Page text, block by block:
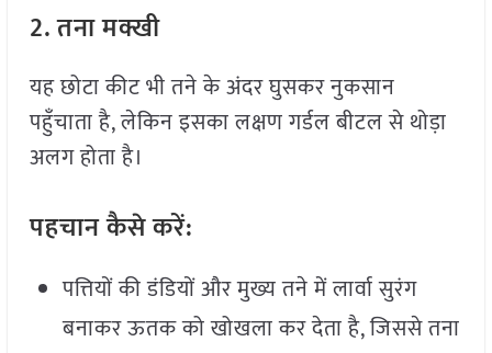
2.तनामक्खी
यह छोटा कीट भी तने के अंदर घुसकर नुकसान
पहुँचाता है, लेकिन इसका लक्षण गर्डल बीटल से थोड़ा
अलग होता है।
पहचानकैसेकरें:
पत्तियों की डंडियों और मुख्य तने में लार्वा सुरंग
बनाकर ऊतक को खोखला कर देता है, जिससे तना